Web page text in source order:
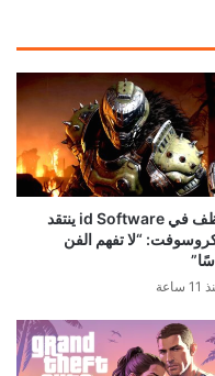
موظف في id Software ينتقد
“لا تفهم الفن
ساعة